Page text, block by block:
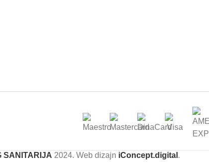
SANITARIJA 2024. Web dizajn iConcept.digital .